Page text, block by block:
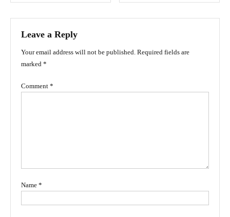
navigation
Leave a Reply
Your email address will not be published. Required fields are
marked *
Comment *
Name *